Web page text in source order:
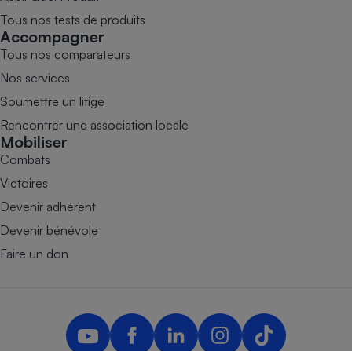
Tous nos tests de produits
Accompagner
Tous nos comparateurs
Nos services
Soumettre un litige
Rencontrer une association locale
Mobiliser
Combats
Victoires
Devenir adhérent
Devenir bénévole
Faire un don